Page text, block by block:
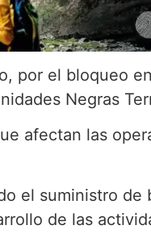
por el bloqueo
Negras
afectan las
el suministro de
de las